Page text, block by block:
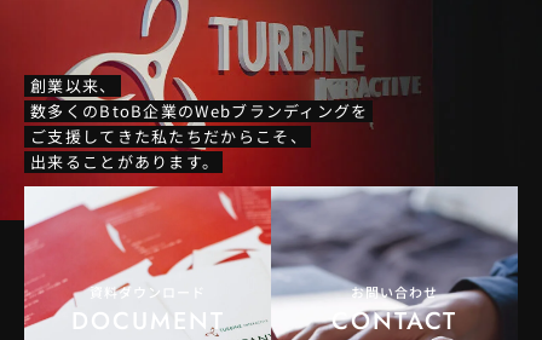
創業以来、
数多くのBtoB企業のWebブランディングを
ご支援してきた私たちだからこそ、
出来ることがあります。
資料ダウンロード
DOCUMENT
お問い合わせ
CONTACT